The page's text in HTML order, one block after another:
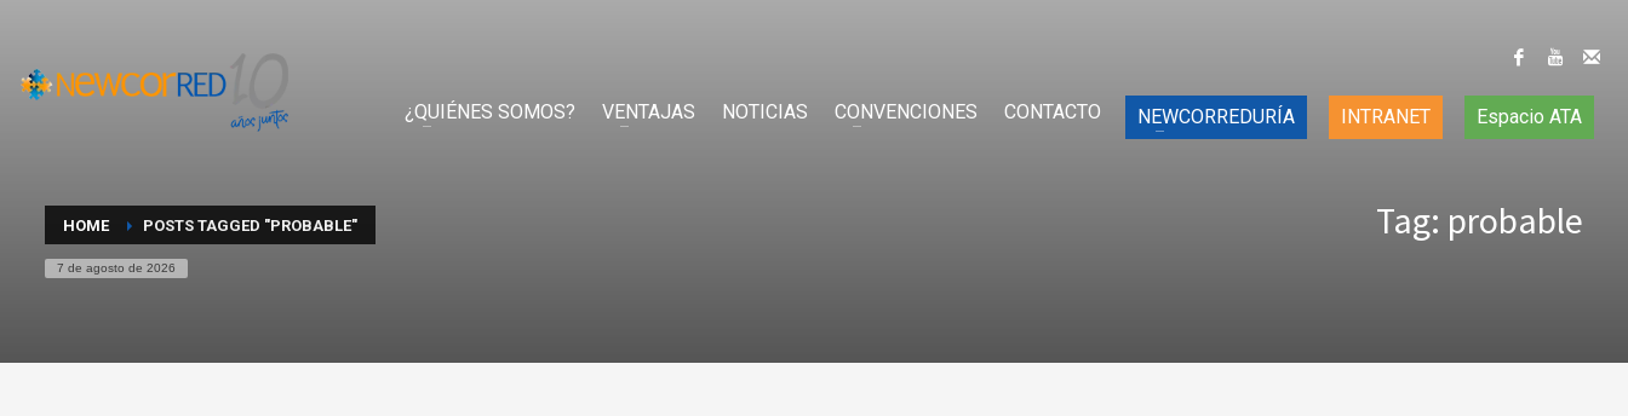
¿QUIÉNES SOMOS? VENTAJAS NOTICIAS CONVENCIONES CONTACTO NEWCORREDURÍA INTRANET Espacio ATA
HOME POSTS TAGGED "PROBABLE"
7 de agosto de 2026
Tag: probable